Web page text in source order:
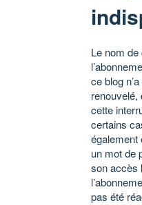
Le nom
ce blog
renouvelé,
cette
certains
également
un mot de
son accès
pas été